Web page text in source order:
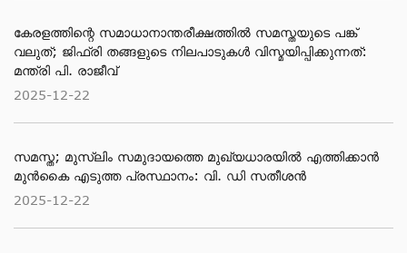
കേരളത്തിന്റെ സമാധാനാന്തരീക്ഷത്തിൽ സമസ്തയുടെ പങ്ക്
വലുത്; ജിഫ്‌രി തങ്ങളുടെ നിലപാടുകൾ വിസ്മയിപ്പിക്കുന്നത്:
മന്ത്രി പി. രാജീവ്
2025-12-22
സമസ്ത; മുസ്ലിം സമുദായത്തെ മുഖ്യധാരയിൽ എത്തിക്കാൻ
മുൻകൈ എടുത്ത പ്രസ്ഥാനം: വി. ഡി സതീശൻ
2025-12-22